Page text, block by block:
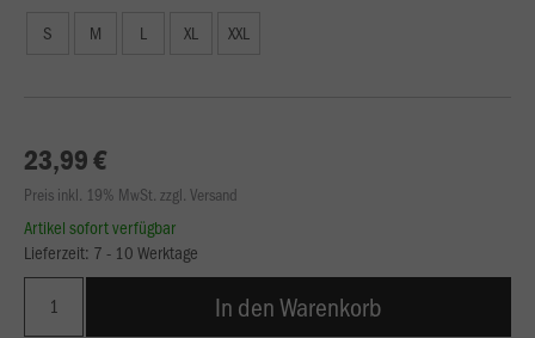
S
M L XL XXL
23,99 €
Preis inkl. 19% MwSt. zzgl. Versand
Artikel sofort verfügbar
Lieferzeit: 7 - 10 Werktage
In den Warenkorb